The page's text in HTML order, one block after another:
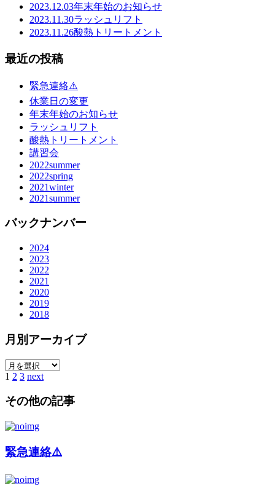
2023.12.03年末年始のお知らせ
2023.11.30ラッシュリフト
2023.11.26酸熱トリートメント
最近の投稿
緊急連絡⚠️
休業日の変更
年末年始のお知らせ
ラッシュリフト
酸熱トリートメント
講習会
2022summer
2022spring
2021winter
2021summer
バックナンバー
2024
2023
2022
2021
2020
2019
2018
月別アーカイブ
1 2 3 next
その他の記事
緊急連絡⚠️